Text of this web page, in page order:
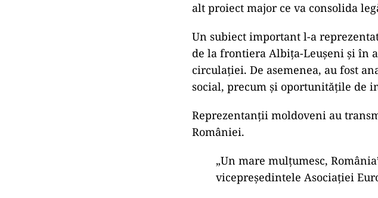
alt proiect major ce va consolida
Un subiect important l-a
de la frontiera Albița-Leușeni și în
circulației. De asemenea, au fost
social, precum și oportunitățile de
Reprezentanții moldoveni au
României.
„Un mare mulțumesc,
vicepreședintele Asociației